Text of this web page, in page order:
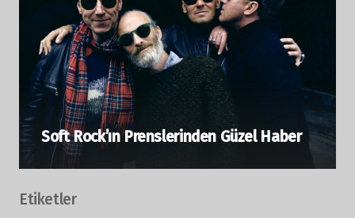
Soft Rock’ın Prenslerinden Güzel Haber
Etiketler